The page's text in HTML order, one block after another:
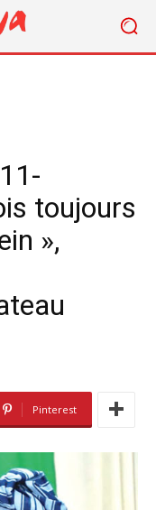
toujours
»,
Pinterest